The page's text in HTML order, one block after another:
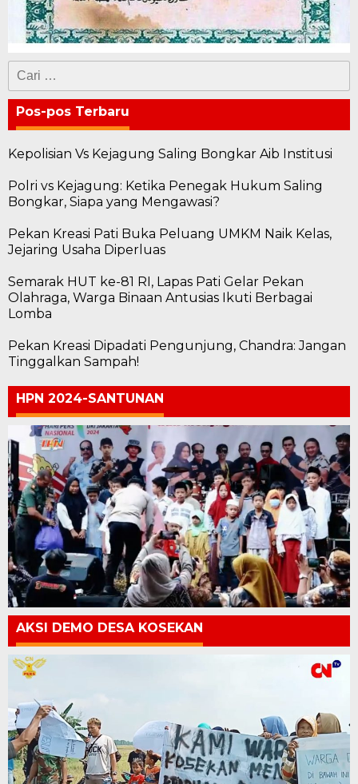
Cari
untuk:
Pos-pos Terbaru
Kepolisian Vs Kejagung Saling Bongkar Aib Institusi
Polri vs Kejagung: Ketika Penegak Hukum Saling
Bongkar, Siapa yang Mengawasi?
Pekan Kreasi Pati Buka Peluang UMKM Naik Kelas,
Jejaring Usaha Diperluas
Semarak HUT ke-81 RI, Lapas Pati Gelar Pekan
Olahraga, Warga Binaan Antusias Ikuti Berbagai
Lomba
Pekan Kreasi Dipadati Pengunjung, Chandra: Jangan
Tinggalkan Sampah!
HPN 2024-SANTUNAN
AKSI DEMO DESA KOSEKAN